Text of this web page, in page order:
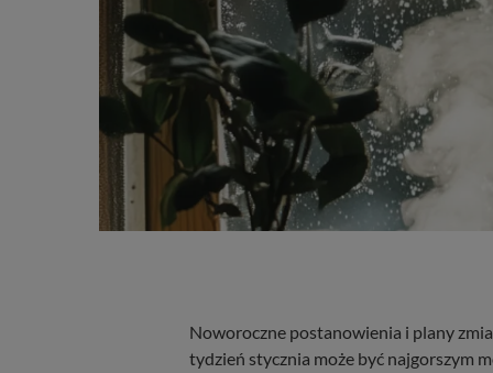
Noworoczne postanowienia i plany
tydzień stycznia może być najgorszym